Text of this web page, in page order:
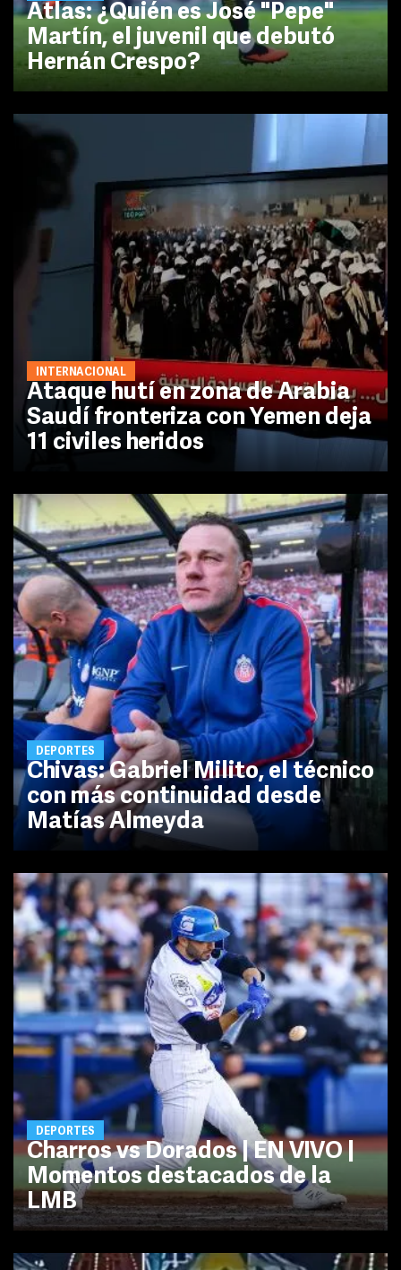
Atlas: ¿Quién es José "Pepe"
Martín, el juvenil que debutó
Hernán Crespo?
INTERNACIONAL
Ataque hutí en zona de Arabia
Saudí fronteriza con Yemen deja
11 civiles heridos
DEPORTES
Chivas: Gabriel Milito, el técnico
con más continuidad desde
Matías Almeyda
DEPORTES
Charros vs Dorados | EN VIVO |
Momentos destacados de la
LMB